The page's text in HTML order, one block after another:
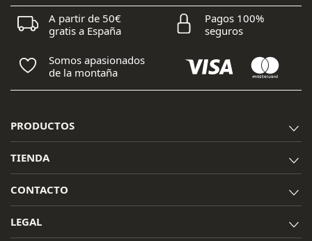
A partir de 50€
gratis a España
Pagos 100%
seguros
Somos apasionados
de la montaña
PRODUCTOS
TIENDA
CONTACTO
LEGAL